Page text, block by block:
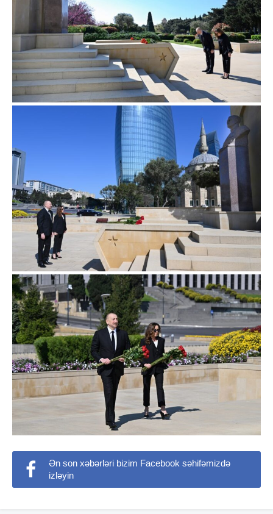
Ən son xəbərləri bizim Facebook səhifəmizdə
izləyin